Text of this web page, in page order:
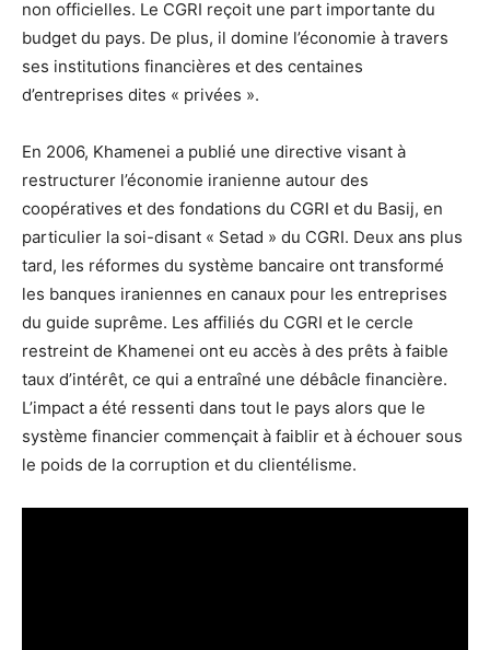
non officielles. Le CGRI reçoit une part importante du
budget du pays. De plus, il domine l’économie à travers
ses institutions financières et des centaines
d’entreprises dites « privées ».
En 2006, Khamenei a publié une directive visant à
restructurer l’économie iranienne autour des
coopératives et des fondations du CGRI et du Basij, en
particulier la soi-disant « Setad » du CGRI. Deux ans plus
tard, les réformes du système bancaire ont transformé
les banques iraniennes en canaux pour les entreprises
du guide suprême. Les affiliés du CGRI et le cercle
restreint de Khamenei ont eu accès à des prêts à faible
taux d’intérêt, ce qui a entraîné une débâcle financière.
L’impact a été ressenti dans tout le pays alors que le
système financier commençait à faiblir et à échouer sous
le poids de la corruption et du clientélisme.